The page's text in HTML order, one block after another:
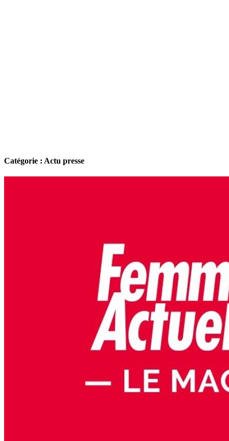
Catégorie : Actu presse